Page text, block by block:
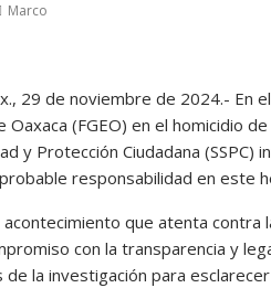
Marco
29 de noviembre de 2024.- En
Oaxaca (FGEO) en el homicidio
y Protección Ciudadana
responsabilidad en este
que atenta contra
con la transparencia y
de la investigación para